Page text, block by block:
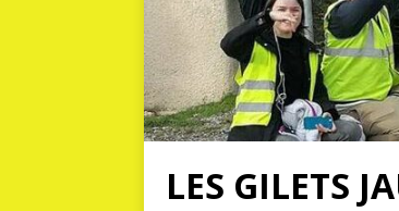
LES GILETS